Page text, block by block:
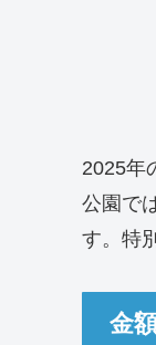
2025年
公園で
す。特
金